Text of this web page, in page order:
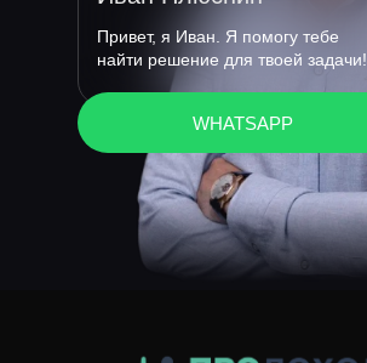
Привет, я Иван. Я помогу тебе
найти решение для твоей задачи!
WHATSAPP